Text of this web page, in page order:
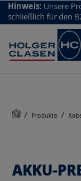
top scroll helper
Hinweis: Unsere
schließlich für den
Produkte
AKKU-